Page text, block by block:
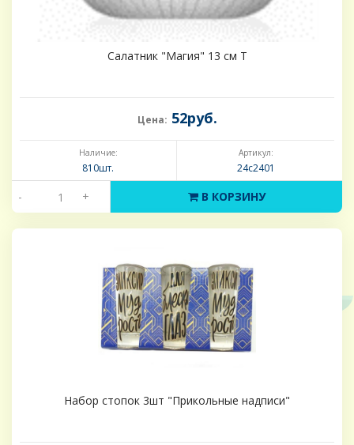
Салатник "Магия" 13 см T
Цена: 52руб.
Наличие:
810шт.
Артикул:
24с2401
- + В КОРЗИНУ
Набор стопок 3шт "Прикольные надписи"